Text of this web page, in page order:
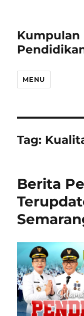
Kumpulan
MENU
Tag:
Berita